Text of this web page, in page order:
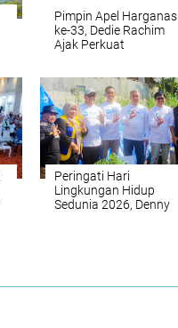
Pimpin Apel Harganas
ke-33, Dedie Rachim
Ajak Perkuat
Peringati Hari
Lingkungan Hidup
Sedunia 2026, Denny